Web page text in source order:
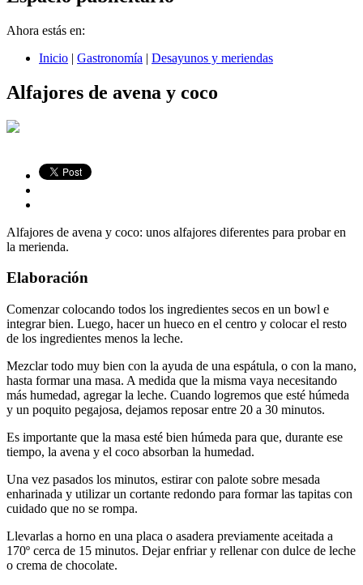
Ahora estás en:
Inicio | Gastronomía | Desayunos y meriendas
Alfajores de avena y coco
Alfajores de avena y coco: unos alfajores diferentes para probar en
la merienda.
Elaboración
Comenzar colocando todos los ingredientes secos en un bowl e
integrar bien. Luego, hacer un hueco en el centro y colocar el resto
de los ingredientes menos la leche.
Mezclar todo muy bien con la ayuda de una espátula, o con la mano,
hasta formar una masa. A medida que la misma vaya necesitando
más humedad, agregar la leche. Cuando logremos que esté húmeda
y un poquito pegajosa, dejamos reposar entre 20 a 30 minutos.
Es importante que la masa esté bien húmeda para que, durante ese
tiempo, la avena y el coco absorban la humedad.
Una vez pasados los minutos, estirar con palote sobre mesada
enharinada y utilizar un cortante redondo para formar las tapitas con
cuidado que no se rompa.
Llevarlas a horno en una placa o asadera previamente aceitada a
170º cerca de 15 minutos. Dejar enfriar y rellenar con dulce de leche
o crema de chocolate.